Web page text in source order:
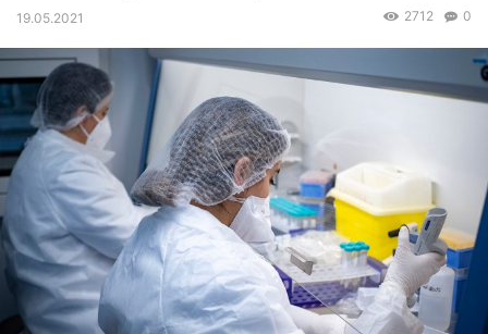
19.05.2021 0
2712